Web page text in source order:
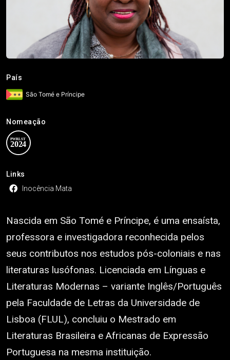
País
São Tomé e Príncipe
Nomeação
Links
Inocência Mata
Nascida em São Tomé e Príncipe, é uma ensaísta,
professora e investigadora reconhecida pelos
seus contributos nos estudos pós-coloniais e nas
literaturas lusófonas. Licenciada em Línguas e
Literaturas Modernas – variante Inglês/Português
pela Faculdade de Letras da Universidade de
Lisboa (FLUL), concluiu o Mestrado em
Literaturas Brasileira e Africanas de Expressão
Portuguesa na mesma instituição.